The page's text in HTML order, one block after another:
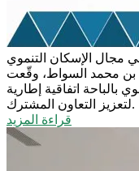
في مجال الإسكان التنموي
بن محمد السواط، وقّعت
بالباحة اتفاقية إطارية
لتعزيز التعاون المشترك.
قراءة المزيد